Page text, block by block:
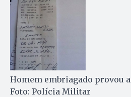
Homem embriagado provou
Foto: Polícia Militar